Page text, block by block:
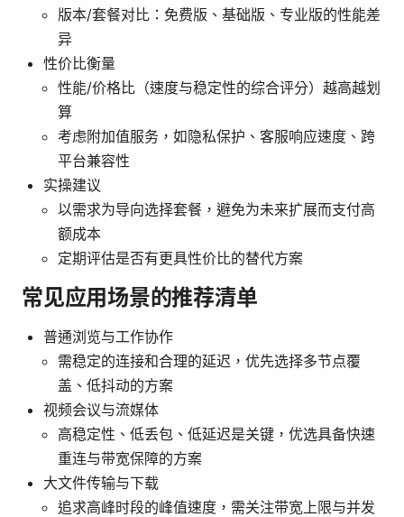
版本/套餐对比：免费版、基础版、专业版的性能差
异
性价比衡量
性能/价格比（速度与稳定性的综合评分）越高越划
算
考虑附加值服务，如隐私保护、客服响应速度、跨
平台兼容性
实操建议
以需求为导向选择套餐，避免为未来扩展而支付高
额成本
定期评估是否有更具性价比的替代方案
常见应用场景的推荐清单
普通浏览与工作协作
需稳定的连接和合理的延迟，优先选择多节点覆
盖、低抖动的方案
视频会议与流媒体
高稳定性、低丢包、低延迟是关键，优选具备快速
重连与带宽保障的方案
大文件传输与下载
追求高峰时段的峰值速度，需关注带宽上限与并发